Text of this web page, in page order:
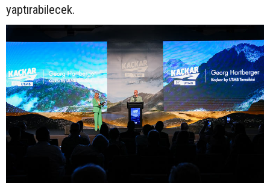
yaptırabilecek.